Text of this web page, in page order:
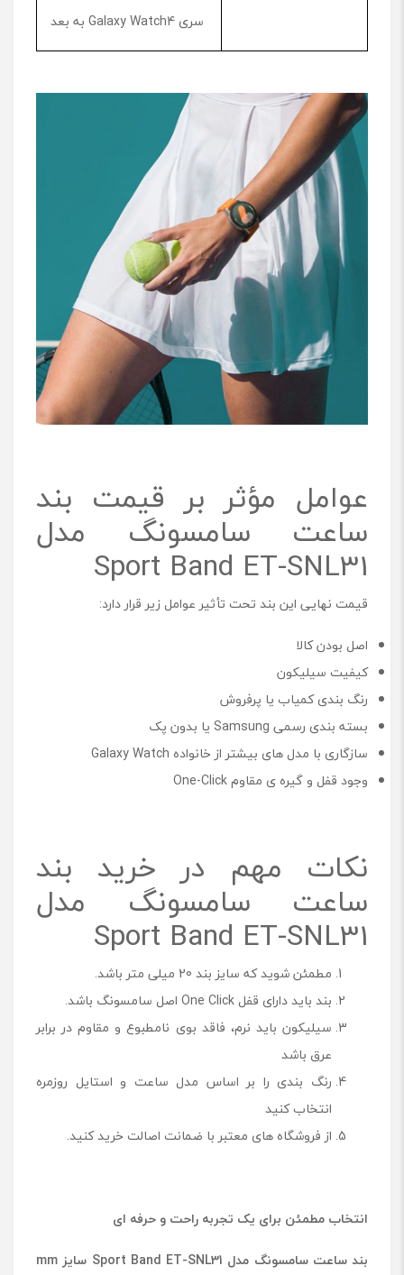
سری Galaxy Watch4 به بعد
عوامل مؤثر بر قیمت بند
ساعت سامسونگ مدل
Sport Band ET-SNL31
قیمت نهایی این بند تحت تأثیر عوامل زیر قرار دارد:
اصل بودن کالا
کیفیت سیلیکون
رنگ بندی کمیاب یا پرفروش
بسته بندی رسمی Samsung یا بدون پک
سازگاری با مدل های بیشتر از خانواده Galaxy Watch
وجود قفل و گیره ی مقاوم One-Click
نکات مهم در خرید بند
ساعت سامسونگ مدل
Sport Band ET-SNL31
مطمئن شوید که سایز بند 20 میلی متر باشد.
بند باید دارای قفل One Click اصل سامسونگ باشد.
سیلیکون باید نرم، فاقد بوی نامطبوع و مقاوم در برابر
عرق باشد
رنگ بندی را بر اساس مدل ساعت و استایل روزمره
انتخاب کنید
از فروشگاه های معتبر با ضمانت اصالت خرید کنید.
انتخاب مطمئن برای یک تجربه راحت و حرفه ای
بند ساعت سامسونگ مدل Sport Band ET-SNL31 سایز mm